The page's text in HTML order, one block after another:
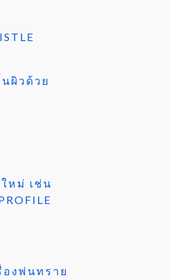
ผิวด้วย
หม่ เช่น
องพ่นทราย